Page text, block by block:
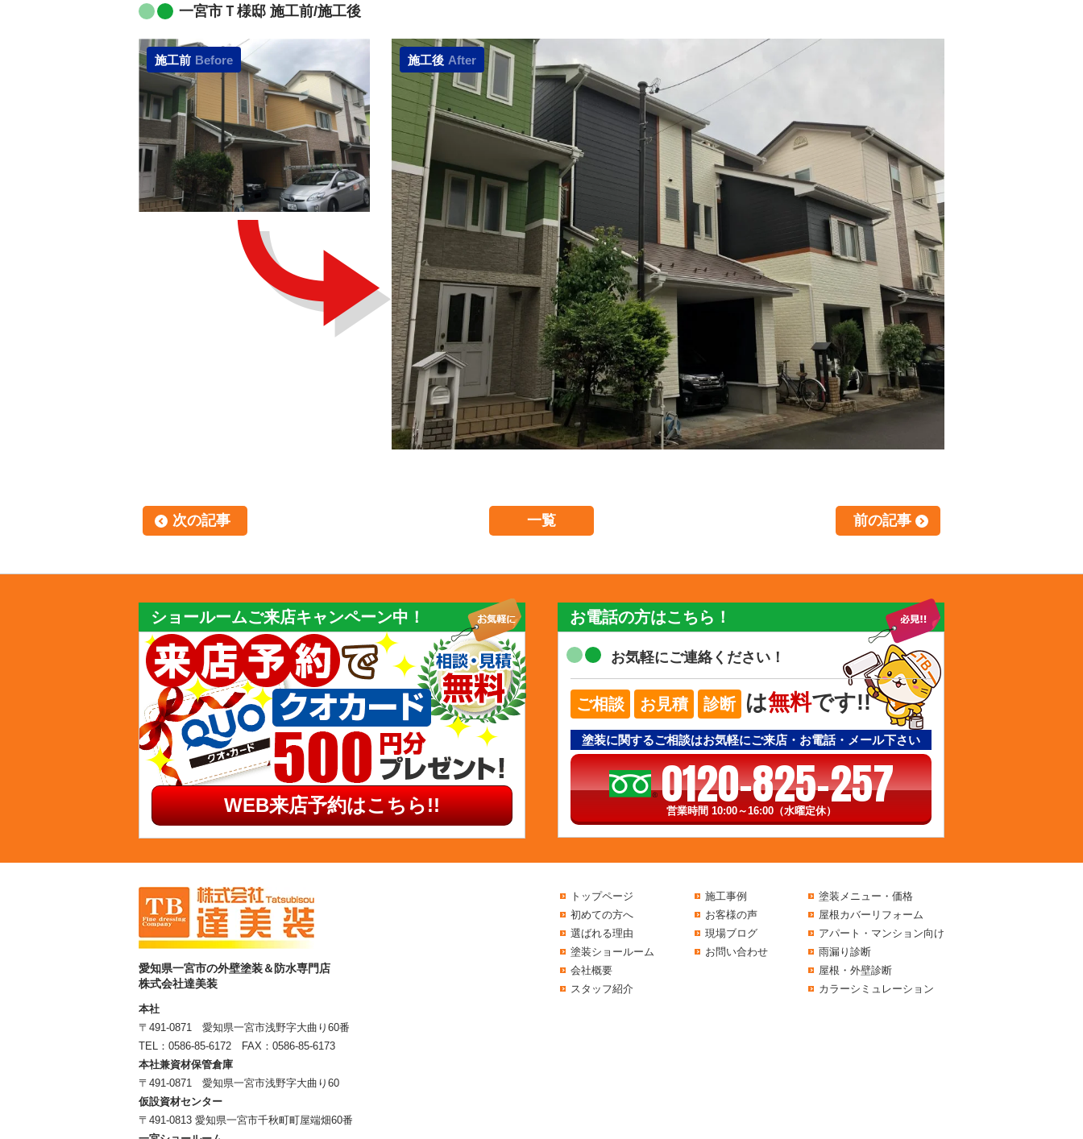
一宮市Ｔ様邸 施工前/施工後
施工後 After
施工前 Before
次の記事 一覧 前の記事
ショールームご来店キャンペーン中！
WEB来店予約はこちら!!
お電話の方はこちら！
お気軽にご連絡ください！
ご相談 お見積 診断 は無料です!!
塗装に関するご相談はお気軽にご来店・お電話・メール下さい
0120-825-257
営業時間 10:00～16:00（水曜定休）
愛知県一宮市の外壁塗装＆防水専門店
株式会社達美装
本社
〒491-0871 愛知県一宮市浅野字大曲り60番
TEL： 0586-85-6172 FAX：0586-85-6173
本社兼資材保管倉庫
〒491-0871 愛知県一宮市浅野字大曲り60
仮設資材センター
〒491-0813 愛知県一宮市千秋町町屋端畑60番
トップページ
初めての方へ
選ばれる理由
塗装ショールーム
会社概要
スタッフ紹介
施工事例
お客様の声
現場ブログ
お問い合わせ
塗装メニュー・価格
屋根カバーリフォーム
アパート・マンション向け
雨漏り診断
屋根・外壁診断
カラーシミュレーション